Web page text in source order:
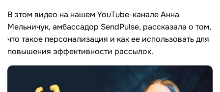
В этом видео на нашем YouTube-канале Анна
Мельничук, амбассадор SendPulse, рассказала о том,
что такое персонализация и как ее использовать для
повышения эффективности рассылок.